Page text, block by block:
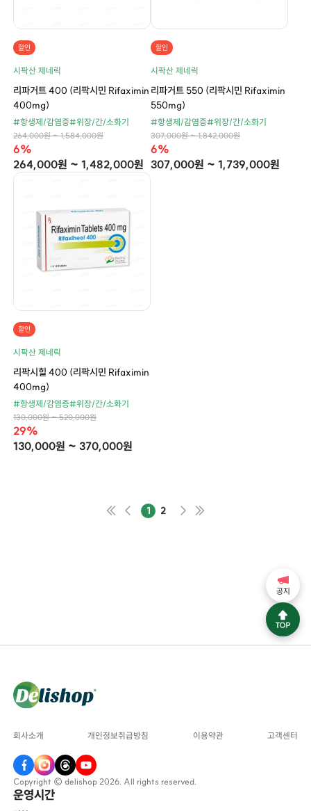
할인
시팍산 제네릭
리파거트 400 (리팍시민 Rifaximin
400mg)
#항생제/감염증#위장/간/소화기
264,000원 ~ 1,584,000원
6%
264,000원 ~ 1,482,000원
할인
시팍산 제네릭
리파거트 550 (리팍시민 Rifaximin
550mg)
#항생제/감염증#위장/간/소화기
307,000원 ~ 1,842,000원
6%
307,000원 ~ 1,739,000원
할인
시팍산 제네릭
리팍시힐 400 (리팍시민 Rifaximin
400mg)
#항생제/감염증#위장/간/소화기
130,000원 ~ 520,000원
29%
130,000원 ~ 370,000원
1 2
회사소개 개인정보취급방침 이용약관 고객센터
Copyright © delishop 2026. All rights reserved.
운영시간
공지